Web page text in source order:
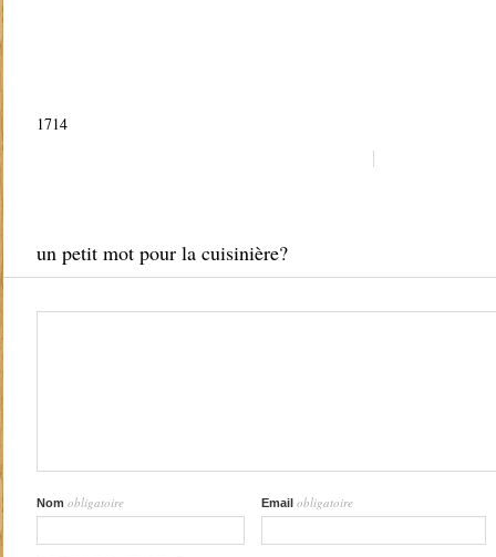
1714
un petit mot pour la cuisinière?
Nom obligatoire Email obligatoire